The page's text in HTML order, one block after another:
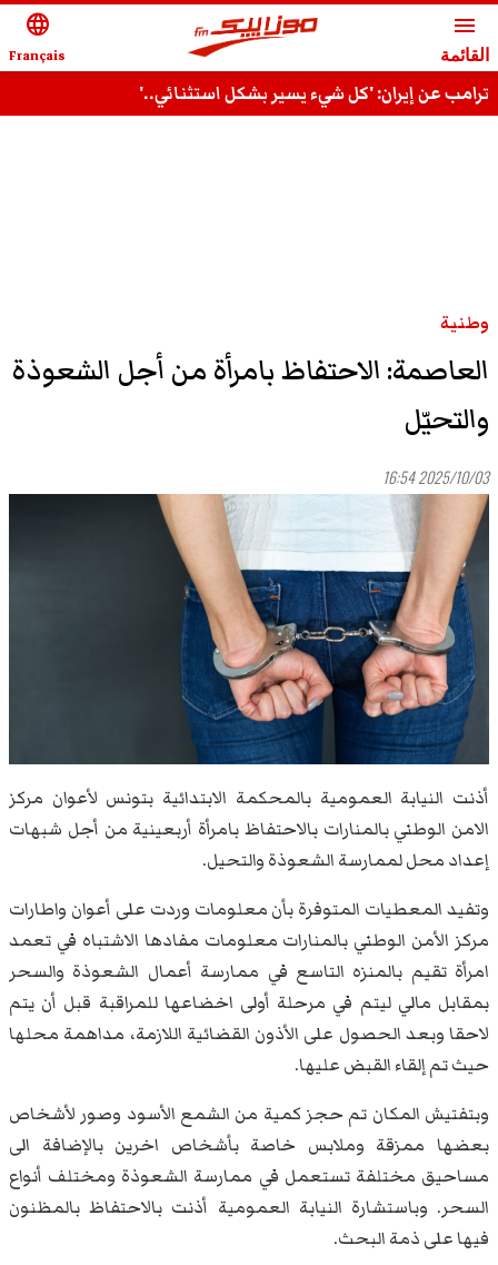
menu
القائمة
language
Français
ترامب عن إيران: 'كل شيء يسير بشكل استثنائي..'
وطنية
العاصمة: الاحتفاظ بامرأة من أجل الشعوذة
والتحيّل
2025/10/03 16:54
أذنت النيابة العمومية بالمحكمة الابتدائية بتونس لأعوان مركز
الامن الوطني بالمنارات بالاحتفاظ بامرأة أربعينية من أجل شبهات
إعداد محل لممارسة الشعوذة والتحيل.
وتفيد المعطيات المتوفرة بأن معلومات وردت على أعوان واطارات
مركز الأمن الوطني بالمنارات معلومات مفادها الاشتباه في تعمد
امرأة تقيم بالمنزه التاسع في ممارسة أعمال الشعوذة والسحر
بمقابل مالي ليتم في مرحلة أولى اخضاعها للمراقبة قبل أن يتم
لاحقا وبعد الحصول على الأذون القضائية اللازمة، مداهمة محلها
حيث تم إلقاء القبض عليها.
وبتفتيش المكان تم حجز كمية من الشمع الأسود وصور لأشخاص
بعضها ممزقة وملابس خاصة بأشخاص اخرين بالإضافة الى
مساحيق مختلفة تستعمل في ممارسة الشعوذة ومختلف أنواع
السحر. وباستشارة النيابة العمومية أذنت بالاحتفاظ بالمظنون
فيها على ذمة البحث.